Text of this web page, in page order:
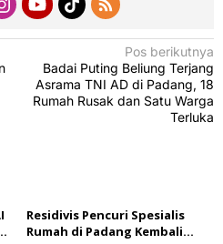
Pos berikutnya
Badai Puting Beliung Terjang
Asrama TNI AD di Padang, 18
Rumah Rusak dan Satu Warga
Terluka
Residivis Pencuri Spesialis
Rumah di Padang Kembali